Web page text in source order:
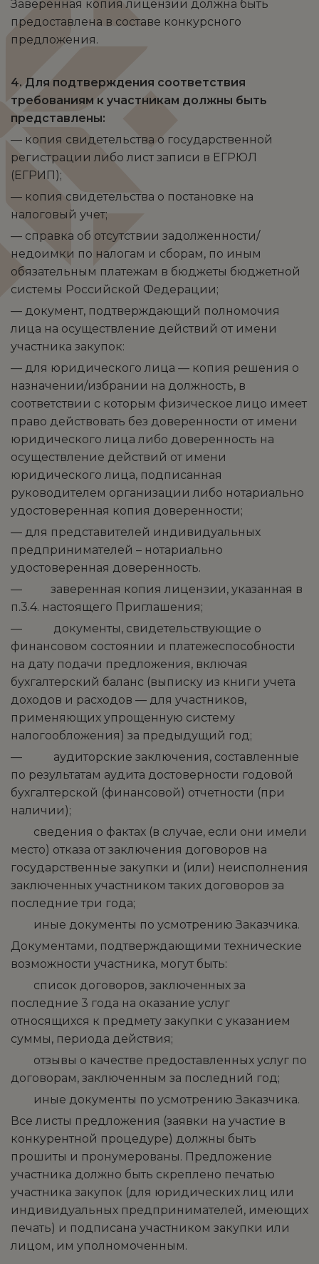
Заверенная копия лицензии должна быть
предоставлена в составе конкурсного
предложения.
4. Для подтверждения соответствия
требованиям к участникам должны быть
представлены:
— копия свидетельства о государственной
регистрации либо лист записи в ЕГРЮЛ
(ЕГРИП);
— копия свидетельства о постановке на
налоговый учет;
— справка об отсутствии задолженности/
недоимки по налогам и сборам, по иным
обязательным платежам в бюджеты бюджетной
системы Российской Федерации;
— документ, подтверждающий полномочия
лица на осуществление действий от имени
участника закупок:
— для юридического лица — копия решения о
назначении/избрании на должность, в
соответствии с которым физическое лицо имеет
право действовать без доверенности от имени
юридического лица либо доверенность на
осуществление действий от имени
юридического лица, подписанная
руководителем организации либо нотариально
удостоверенная копия доверенности;
— для представителей индивидуальных
предпринимателей – нотариально
удостоверенная доверенность.
— заверенная копия лицензии, указанная в
п.3.4. настоящего Приглашения;
— документы, свидетельствующие о
финансовом состоянии и платежеспособности
на дату подачи предложения, включая
бухгалтерский баланс (выписку из книги учета
доходов и расходов — для участников,
применяющих упрощенную систему
налогообложения) за предыдущий год;
— аудиторские заключения, составленные
по результатам аудита достоверности годовой
бухгалтерской (финансовой) отчетности (при
наличии);
­ сведения о фактах (в случае, если они имели
место) отказа от заключения договоров на
государственные закупки и (или) неисполнения
заключенных участником таких договоров за
последние три года;
­ иные документы по усмотрению Заказчика.
Документами, подтверждающими технические
возможности участника, могут быть:
­ список договоров, заключенных за
последние 3 года на оказание услуг
относящихся к предмету закупки с указанием
суммы, периода действия;
­ отзывы о качестве предоставленных услуг по
договорам, заключенным за последний год;
­ иные документы по усмотрению Заказчика.
Все листы предложения (заявки на участие в
конкурентной процедуре) должны быть
прошиты и пронумерованы. Предложение
участника должно быть скреплено печатью
участника закупок (для юридических лиц или
индивидуальных предпринимателей, имеющих
печать) и подписана участником закупки или
лицом, им уполномоченным.